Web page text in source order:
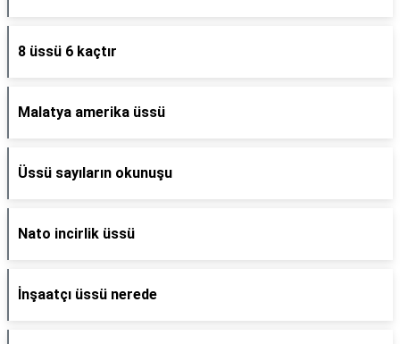
8 üssü 6 kaçtır
Malatya amerika üssü
Üssü sayıların okunuşu
Nato incirlik üssü
İnşaatçı üssü nerede